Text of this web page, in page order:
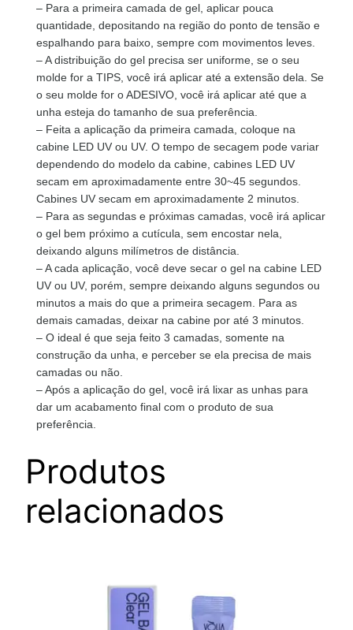
– Para a primeira camada de gel, aplicar pouca
quantidade, depositando na região do ponto de tensão e
espalhando para baixo, sempre com movimentos leves.
– A distribuição do gel precisa ser uniforme, se o seu
molde for a TIPS, você irá aplicar até a extensão dela. Se
o seu molde for o ADESIVO, você irá aplicar até que a
unha esteja do tamanho de sua preferência.
– Feita a aplicação da primeira camada, coloque na
cabine LED UV ou UV. O tempo de secagem pode variar
dependendo do modelo da cabine, cabines LED UV
secam em aproximadamente entre 30~45 segundos.
Cabines UV secam em aproximadamente 2 minutos.
– Para as segundas e próximas camadas, você irá aplicar
o gel bem próximo a cutícula, sem encostar nela,
deixando alguns milímetros de distância.
– A cada aplicação, você deve secar o gel na cabine LED
UV ou UV, porém, sempre deixando alguns segundos ou
minutos a mais do que a primeira secagem. Para as
demais camadas, deixar na cabine por até 3 minutos.
– O ideal é que seja feito 3 camadas, somente na
construção da unha, e perceber se ela precisa de mais
camadas ou não.
– Após a aplicação do gel, você irá lixar as unhas para
dar um acabamento final com o produto de sua
preferência.
Produtos
relacionados